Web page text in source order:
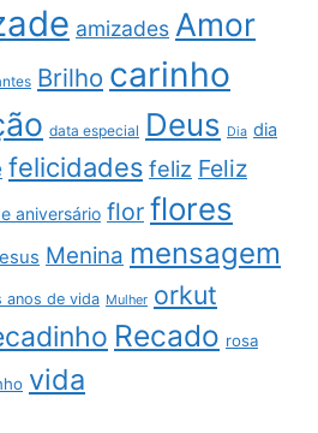
amizades Amor
Brilho carinho
data especial Deus Dia dia
felicidades feliz Feliz
aniversário flor flores
Menina mensagem
anos de vida Mulher orkut
Recado rosa
vida